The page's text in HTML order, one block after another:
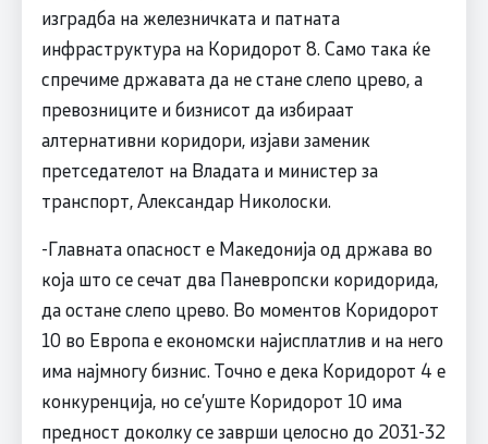
изградба на железничката и патната
инфраструктура на Коридорот 8. Само така ќе
спречиме државата да не стане слепо црево, а
превозниците и бизнисот да избираат
алтернативни коридори, изјави заменик
претседателот на Владата и министер за
транспорт, Александар Николоски.
-Главната опасност е Македонија од држава во
која што се сечат два Паневропски коридорида,
да остане слепо црево. Во моментов Коридорот
10 во Европа е економски најисплатлив и на него
има најмногу бизнис. Точно е дека Коридорот 4 е
конкуренција, но се’уште Коридорот 10 има
предност доколку се заврши целосно до 2031-32